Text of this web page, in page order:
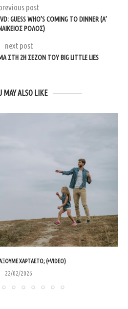
post
GUESS WHO’S COMING TO DINNER (Α’
ΡΌΛΟΣ)
next post
ΣΤΗ 2Η ΣΕΖΌΝ ΤΟΥ BIG LITTLE LIES
MAY ALSO LIKE
ΧΑΡΤΑΕΤΌ; (+VIDEO)
22/02/2026